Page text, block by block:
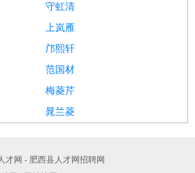
守虹清
上岚雁
邝熙轩
范国材
梅菱芹
晁兰菱
才网 - 肥西县人才网招聘网